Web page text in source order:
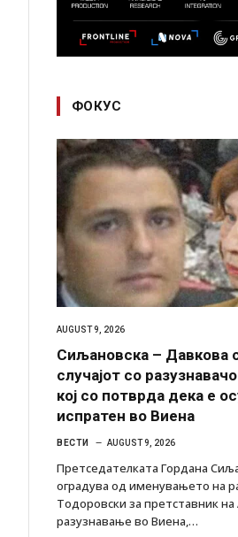
ФОКУС
AUGUST 9, 2026
Сиљановска – Давкова
случајот со
кој со потврда дека е
испратен во Виена
ВЕСТИ AUGUST 9, 2026
Претседателката Гордана
оградува од именувањето на
Тодоровски за претставник на
разузнавање во Виена,…